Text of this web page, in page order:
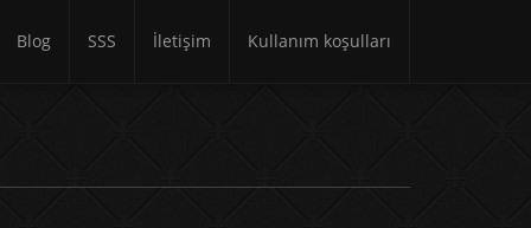
Blog SSS İletişim Kullanım koşulları